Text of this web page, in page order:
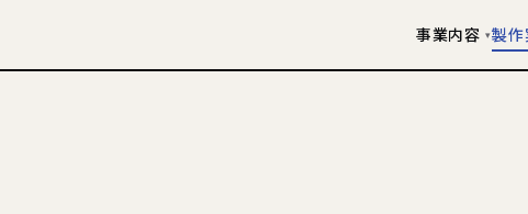
事業内容 ▾製